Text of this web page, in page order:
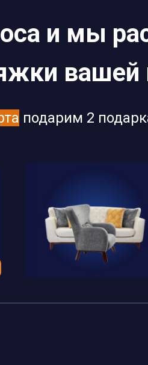
и мы
вашей
подарим 2